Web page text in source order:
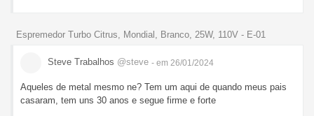
Espremedor Turbo Citrus, Mondial, Branco, 25W, 110V - E-01
Steve Trabalhos @steve - em 26/01/2024
Aqueles de metal mesmo ne? Tem um aqui de quando meus pais
casaram, tem uns 30 anos e segue firme e forte